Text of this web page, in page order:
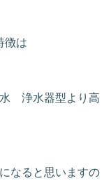
徴は
浄水器型より高
なると思いますの